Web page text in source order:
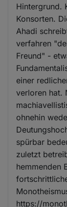
Hintergrund.
Konsorten.
Ahadi
verfahren
Freund" -
einer
verloren hat.
ohnehin
spürbar
zuletzt
hemmenden
https://